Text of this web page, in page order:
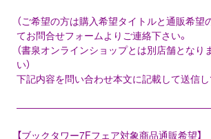
（ご希望の⽅は購⼊希望タイトルと通販希望
てお問合せフォームよりご連絡下さい。
（書泉オンラインショップとは別店舗となり
い）
下記内容を問い合わせ本⽂に記載して送信し
【ブックタワー7Fフェア対象商品通販希望】